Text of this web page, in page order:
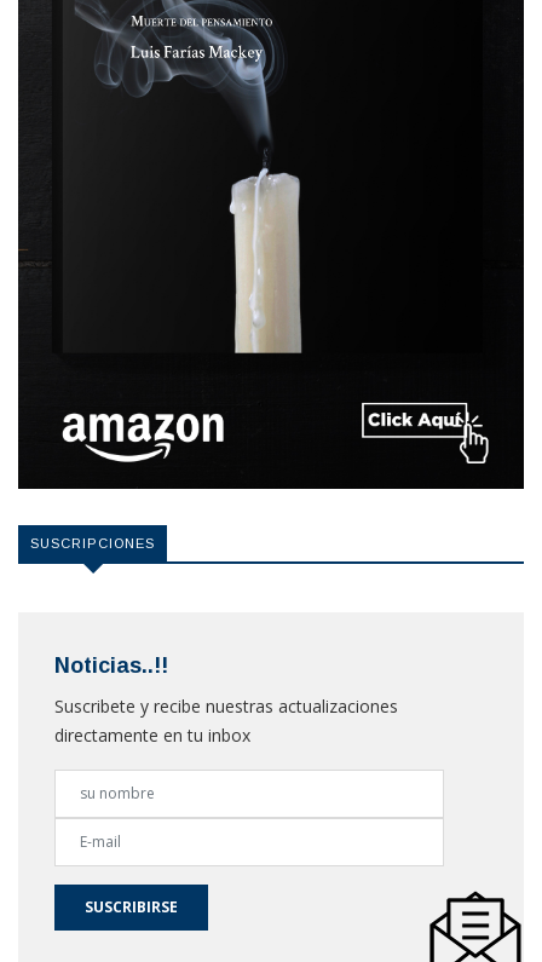
SUSCRIPCIONES
Noticias..!!
Suscribete y recibe nuestras actualizaciones
directamente en tu inbox
SUSCRIBIRSE